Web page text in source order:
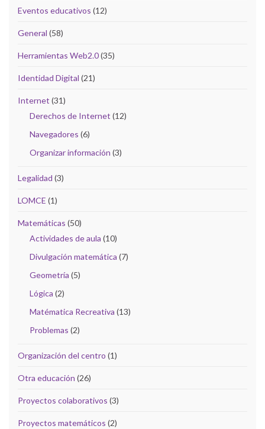
Eventos educativos (12)
General (58)
Herramientas Web2.0(35)
Identidad Digital (21)
Internet (31)
Derechos de Internet (12)
Navegadores (6)
Organizar información (3)
Legalidad (3)
LOMCE (1)
Matemáticas (50)
Actividades de aula (10)
Divulgación matemática (7)
Geometría (5)
Lógica (2)
Matématica Recreativa (13)
Problemas (2)
Organización del centro (1)
Otra educación (26)
Proyectos colaborativos (3)
Proyectos matemáticos (2)